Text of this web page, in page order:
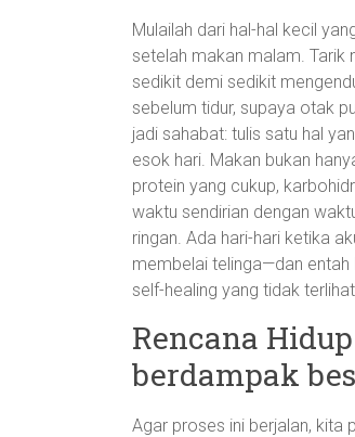
Mulailah dari hal-hal kecil
setelah makan malam. Tarik
sedikit demi sedikit
sebelum tidur, supaya otak
jadi sahabat: tulis satu hal
esok hari. Makan bukan
protein yang cukup,
waktu sendirian dengan
ringan. Ada hari-hari ketika
membelai telinga—dan
self-healing yang tidak
Rencana
berdampak
Agar proses ini berjalan, kita